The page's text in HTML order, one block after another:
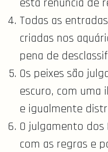
Todas as
criadas nos
pena de
Os peixes são
escuro, com uma
e igualmente
O julgamento
com as regras e